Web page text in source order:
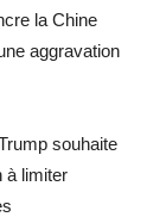
la Chine
aggravation
souhaite
à limiter